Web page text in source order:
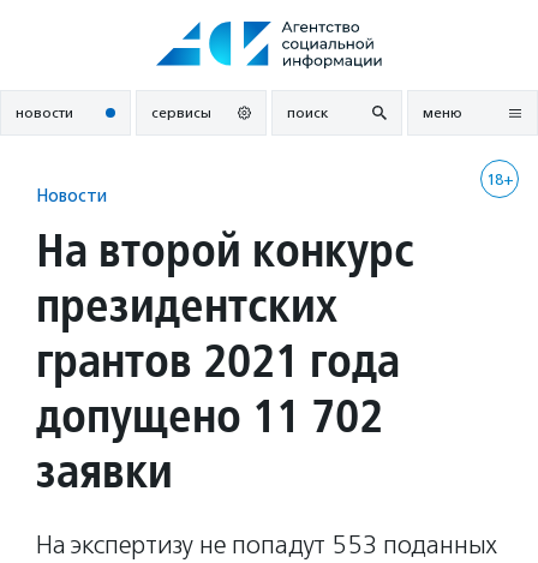
новости сервисы поиск меню
18+
Новости
На второй конкурс
президентских
грантов 2021 года
допущено 11 702
заявки
На экспертизу не попадут 553 поданных